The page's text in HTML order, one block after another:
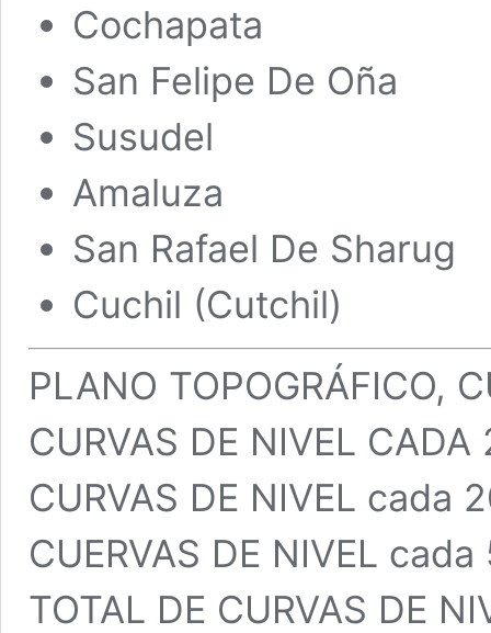
Cochapata
San Felipe De Oña
Susudel
Amaluza
San Rafael De Sharug
Cuchil (Cutchil)
PLANO TOPOGRÁFICO,
CURVAS DE NIVEL
CURVAS DE NIVEL cada
CUERVAS DE NIVEL cada
TOTAL DE CURVAS DE